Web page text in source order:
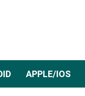
APPLE/IOS